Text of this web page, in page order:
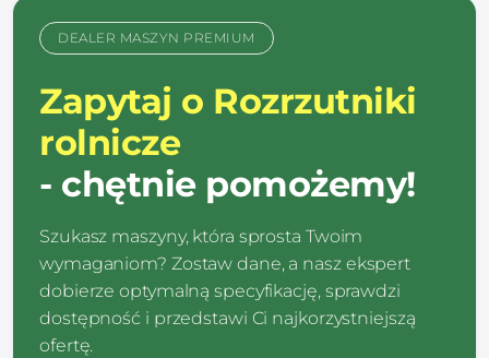
DEALER MASZYN PREMIUM
Zapytaj o Rozrzutniki
rolnicze
- chętnie pomożemy!
Szukasz maszyny, która sprosta Twoim
wymaganiom? Zostaw dane, a nasz ekspert
dobierze optymalną specyfikację, sprawdzi
dostępność i przedstawi Ci najkorzystniejszą
ofertę.